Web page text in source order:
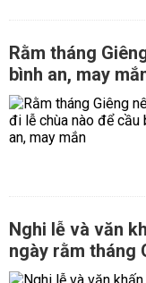
Rằm tháng
bình an, may
Nghi lễ và văn
ngày rằm tháng